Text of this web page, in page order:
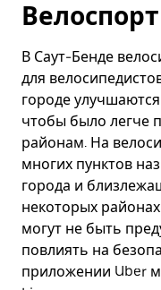
Велоспорт
В Саут-Бенде
для
городе
чтобы было легче
районам. На
многих пунктов
города и
некоторых
могут не быть
повлиять на
приложении Uber